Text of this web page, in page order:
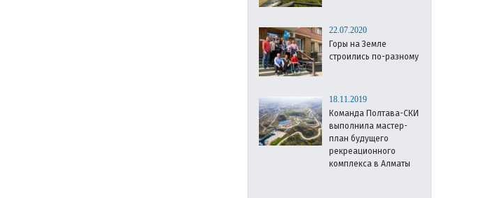
22.07.2020
Горы на Земле
строились по-разному
18.11.2019
Команда Полтава-СКИ
выполнила мастер-
план будущего
рекреационного
комплекса в Алматы